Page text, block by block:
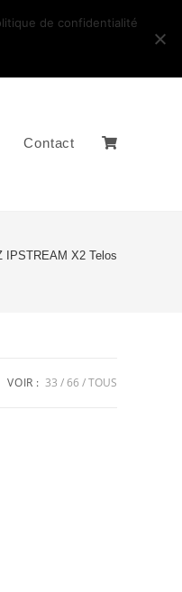
Contact
IPSTREAM X2 Telos
VOIR : 33 66 TOUS
de confidentialité